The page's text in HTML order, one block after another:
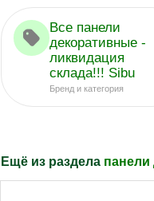
Все панели
декоративные -
ликвидация
склада!!! Sibu
Бренд и категория
Ещё из раздела панели